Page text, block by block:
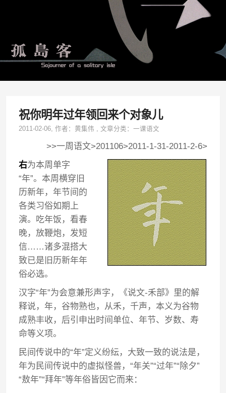
祝你明年过年领回来个对象儿
2011-02-06, 作者：黄集伟 ,文章分类：一课语文
>>一周语文>201106>2011-1-31-2011-2-6>
右为本周单字
“年”。本周横穿旧
历新年，年节间的
各类习俗如期上
演。吃年饭，看春
晚，放鞭炮，发短
信……诸多混搭大
致已是旧历新年年
俗必选。
汉字“年”为会意兼形声字，《说文-禾部》里的解
释说，年，谷物熟也，从禾，千声，本义为谷物
成熟丰收，后引申出时间单位、年节、岁数、寿
命等义项。
民间传说中的“年”定义纷纭，大致一致的说法是，
年为民间传说中的虚拟怪兽，“年关”“过年”“除夕”
“敖年”“拜年”等年俗皆因它而来：